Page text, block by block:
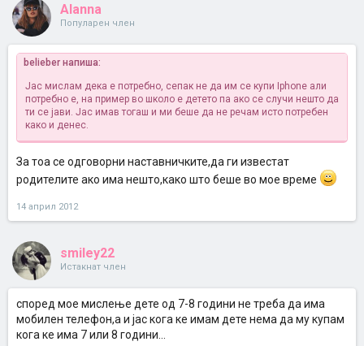
Alanna
Популарен член
belieber напиша:
Јас мислам дека е потребно, сепак не да им се купи Iphone али
потребно е, на пример во школо е детето па ако се случи нешто да
ти се јави. Јас имав тогаш и ми беше да не речам исто потребен
како и денес.
За тоа се одговорни наставничките,да ги известат
родителите ако има нешто,како што беше во мое време
14 април 2012
smiley22
Истакнат член
според мое мислење дете од 7-8 години не треба да има
мобилен телефон,а и јас кога ке имам дете нема да му купам
кога ке има 7 или 8 години...